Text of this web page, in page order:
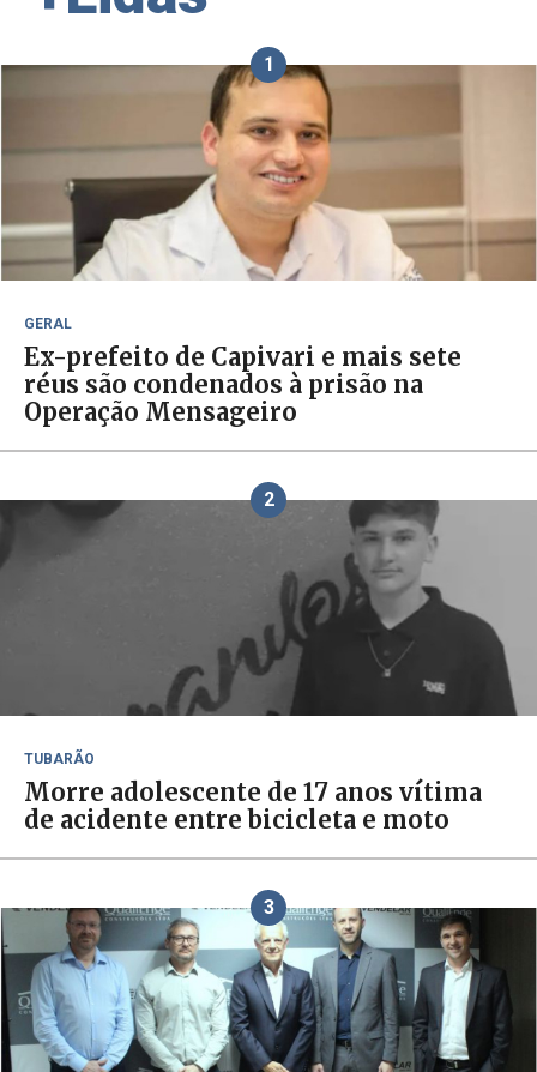
1
GERAL
Ex-prefeito de Capivari e mais sete
réus são condenados à prisão na
Operação Mensageiro
2
TUBARÃO
Morre adolescente de 17 anos vítima
de acidente entre bicicleta e moto
3